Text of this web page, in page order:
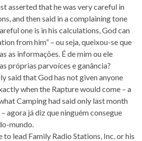
asserted that he was very careful in
and then said in a complaining tone
one is in his calculations, God can
from him” – ou seja, queixou-se que
as informações. É de mim ou ele
próprias parvoíces e ganância?
said that God has not given anyone
when the Rapture would come – a
Camping had said only last month
– agora já diz que ninguém consegue
mundo.
to lead Family Radio Stations, Inc. or his